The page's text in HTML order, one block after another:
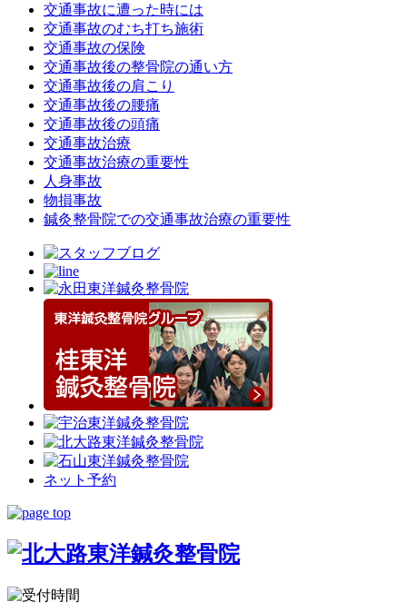
交通事故に遭った時には
交通事故のむち打ち施術
交通事故の保険
交通事故後の整骨院の通い方
交通事故後の肩こり
交通事故後の腰痛
交通事故後の頭痛
交通事故治療
交通事故治療の重要性
人身事故
物損事故
鍼灸整骨院での交通事故治療の重要性
ネット予約